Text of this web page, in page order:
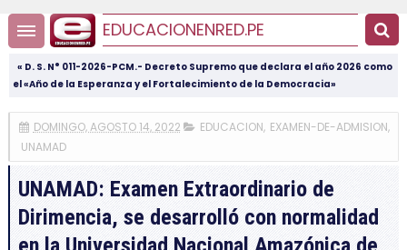
EDUCACIONENRED.PE
« D. S. N° 011-2026-PCM.- Decreto Supremo que declara el año 2026 como
el «Año de la Esperanza y el Fortalecimiento de la Democracia»
DOMINGO, AGOSTO 14, 2022 EDUCACION, EXAMEN-DE-ADMISION,
UNAMAD
UNAMAD: Examen Extraordinario de
Dirimencia, se desarrolló con normalidad